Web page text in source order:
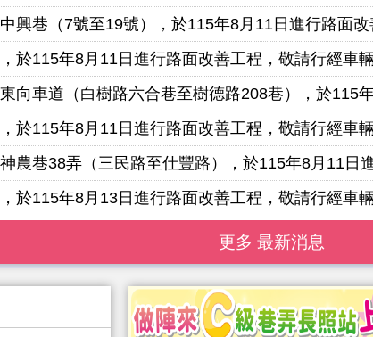
巷（7號至19號），於115年8月11日進行路面改善工程，
於115年8月11日進行路面改善工程，敬請行經車
（白樹路六合巷至樹德路208巷），於115年8月11日進行路面改善
於115年8月11日進行路面改善工程，敬請行經車
38弄（三民路至仕豐路），於115年8月11日進行路面改善工
於115年8月13日進行路面改善工程，敬請行經車
更多 最新消息